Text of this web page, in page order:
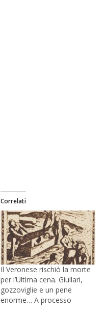
Correlati
Il Veronese rischiò la morte
per l’Ultima cena. Giullari,
gozzoviglie e un pene
enorme… A processo